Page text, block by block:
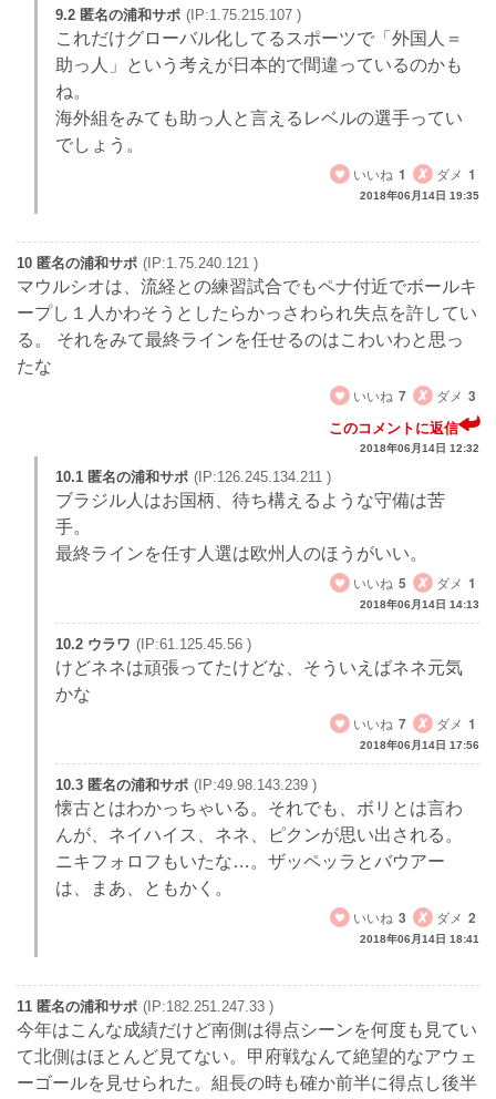
9.2 匿名の浦和サポ (IP:1.75.215.107 )
これだけグローバル化してるスポーツで「外国人＝
助っ人」という考えが日本的で間違っているのかも
ね。
海外組をみても助っ人と言えるレベルの選手ってい
でしょう。
いいね 1 ダメ 1
2018年06月14日 19:35
10 匿名の浦和サポ (IP:1.75.240.121 )
マウルシオは、流経との練習試合でもペナ付近でボールキ
ープし１人かわそうとしたらかっさわられ失点を許してい
る。 それをみて最終ラインを任せるのはこわいわと思っ
たな
いいね 7 ダメ 3
このコメントに返信
2018年06月14日 12:32
10.1 匿名の浦和サポ (IP:126.245.134.211 )
ブラジル人はお国柄、待ち構えるような守備は苦
手。
最終ラインを任す人選は欧州人のほうがいい。
いいね 5 ダメ 1
2018年06月14日 14:13
10.2 ウラワ (IP:61.125.45.56 )
けどネネは頑張ってたけどな、そういえばネネ元気
かな
いいね 7 ダメ 1
2018年06月14日 17:56
10.3 匿名の浦和サポ (IP:49.98.143.239 )
懐古とはわかっちゃいる。それでも、ボリとは言わ
んが、ネイハイス、ネネ、ピクンが思い出される。
ニキフォロフもいたな…。ザッペッラとバウアー
は、まあ、ともかく。
いいね 3 ダメ 2
2018年06月14日 18:41
11 匿名の浦和サポ (IP:182.251.247.33 )
今年はこんな成績だけど南側は得点シーンを何度も見てい
て北側はほとんど見てない。甲府戦なんて絶望的なアウェ
ーゴールを見せられた。組長の時も確か前半に得点し後半